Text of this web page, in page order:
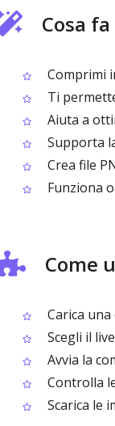
Cosa
Comprimi
Ti
Aiuta a
Supporta
Crea file
Funziona
Come
Carica
Scegli il
Avvia la
Controlla
Scarica le